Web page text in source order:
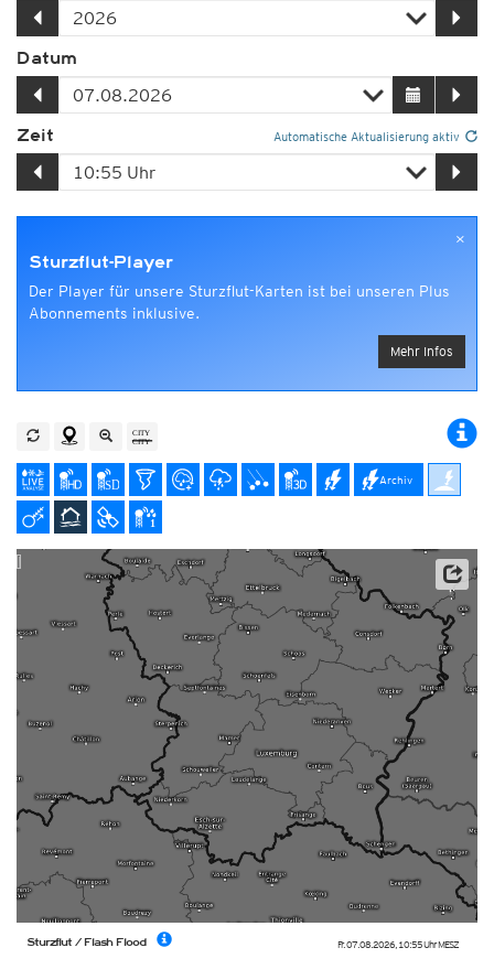
Datum
Zeit Automatische Aktualisierung aktiv
×
Sturzflut-Player
Der Player für unsere Sturzflut-Karten ist bei unseren Plus
Abonnements inklusive.
Mehr Infos
Archiv
Fr. 07.08.2026, 10:55 UhrMESZ
Sturzflut / Flash Flood
Datenbasis: Deutscher Wetterdienst (DWD), Kachelmann GmbH